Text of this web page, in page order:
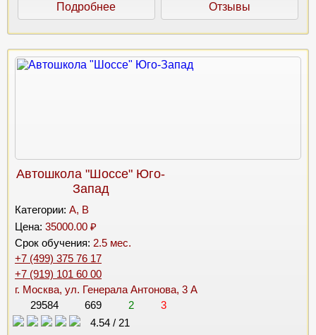
Подробнее Отзывы
Автошкола "Шоссе" Юго-
Запад
Категории: A, B
Цена: 35000.00 ₽
Срок обучения: 2.5 мес.
+7 (499) 375 76 17
+7 (919) 101 60 00
г. Москва, ул. Генерала Антонова, 3 А
29584
669 2
3
4.54 / 21